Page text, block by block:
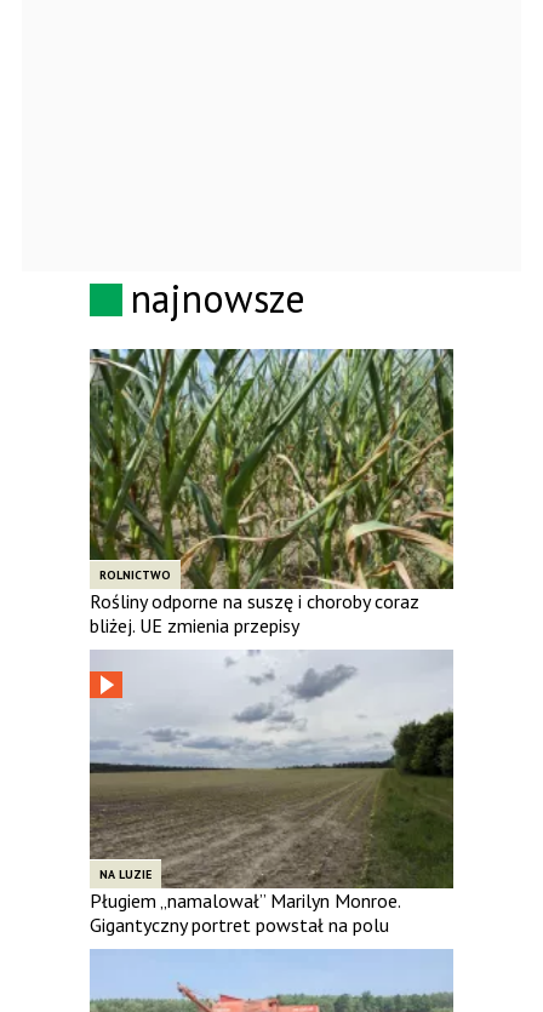
najnowsze
ROLNICTWO
Rośliny odporne na suszę i choroby coraz
bliżej. UE zmienia przepisy
NA LUZIE
Pługiem „namalował” Marilyn Monroe.
Gigantyczny portret powstał na polu